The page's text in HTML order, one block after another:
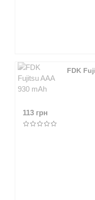
FDK
113 грн